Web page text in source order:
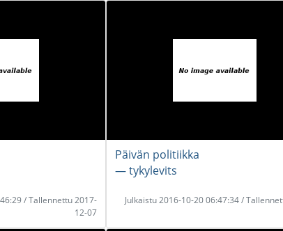
/ Tallennettu 2017-
12-07
Päivän politiikka
― tykylevits
Julkaistu 2016-10-20 06:47:34 /